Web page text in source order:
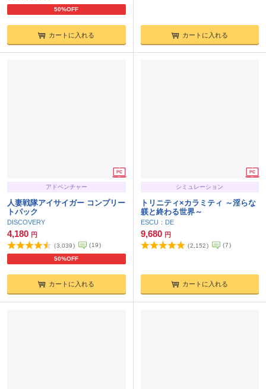
50%OFF
カートに入れる カートに入れる
アドベンチャー
人妻戦隊アイサイガー コンプリー
トパック
DISCOVERY
4,180 円
50%OFF
(3,039) (19)
カートに入れる
シミュレーション
トリニティ×カラミティ ～淫らな
躾と終わる世界～
ESCU：DE
9,680 円
(2,152) (7)
カートに入れる